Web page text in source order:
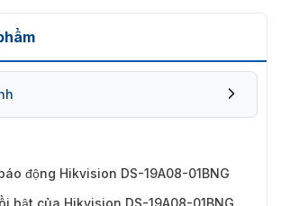
động Hikvision DS-19A08-01BNG
bật của Hikvision DS-19A08-01BNG